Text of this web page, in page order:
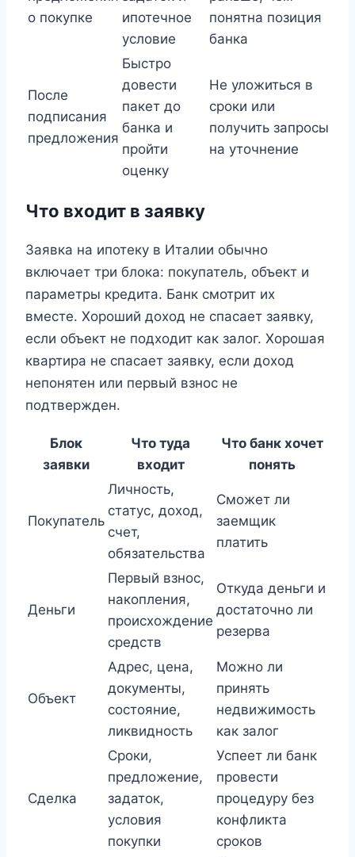
о покупке
ипотечное
условие
понятна позиция
банка
После
подписания
предложения
Быстро
довести
пакет до
банка и
пройти
оценку
Не уложиться в
сроки или
получить запросы
на уточнение
Что входит в заявку
Заявка на ипотеку в Италии обычно
включает три блока: покупатель, объект и
параметры кредита. Банк смотрит их
вместе. Хороший доход не спасает заявку,
если объект не подходит как залог. Хорошая
квартира не спасает заявку, если доход
непонятен или первый взнос не
подтвержден.
Блок
заявки
Что туда
входит
Что банк хочет
понять
Покупатель
Личность,
статус, доход,
счет,
обязательства
Сможет ли
заемщик
платить
Деньги
Первый взнос,
накопления,
происхождение
средств
Откуда деньги и
достаточно ли
резерва
Объект
Адрес, цена,
документы,
состояние,
ликвидность
Можно ли
принять
недвижимость
как залог
Сделка
Сроки,
предложение,
задаток,
условия
покупки
Успеет ли банк
провести
процедуру без
конфликта
сроков